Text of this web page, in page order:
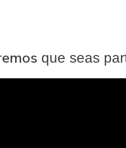
que seas